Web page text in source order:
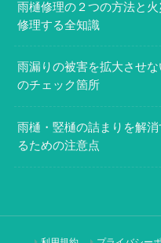
雨樋修理の２つの方法と
修理する全知識
雨漏りの被害を拡大させ
のチェック箇所
雨樋・竪樋の詰まりを解
るための注意点